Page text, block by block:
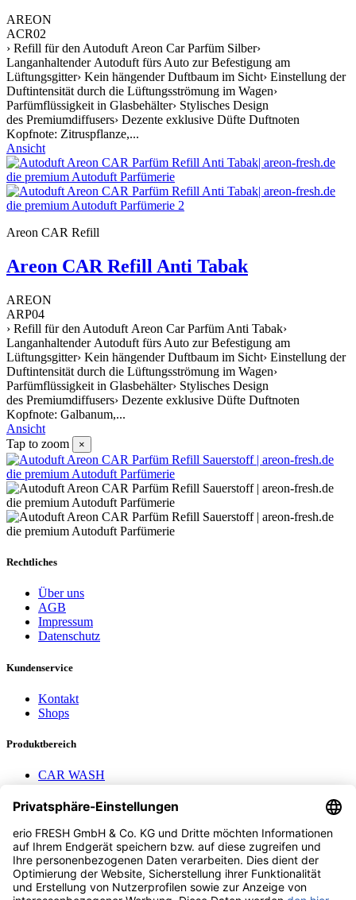
AREON
ACR02
› Refill für den Autoduft Areon Car Parfüm Silber›
Langanhaltender Autoduft fürs Auto zur Befestigung am
Lüftungsgitter› Kein hängender Duftbaum im Sicht› Einstellung der
Duftintensität durch die Lüftungsströmung im Wagen›
Parfümflüssigkeit in Glasbehälter› Stylisches Design
des Premiumdiffusers› Dezente exklusive Düfte Duftnoten
Kopfnote: Zitruspflanze,...
Ansicht
Areon CAR Refill
Areon CAR Refill Anti Tabak
AREON
ARP04
› Refill für den Autoduft Areon Car Parfüm Anti Tabak›
Langanhaltender Autoduft fürs Auto zur Befestigung am
Lüftungsgitter› Kein hängender Duftbaum im Sicht› Einstellung der
Duftintensität durch die Lüftungsströmung im Wagen›
Parfümflüssigkeit in Glasbehälter› Stylisches Design
des Premiumdiffusers› Dezente exklusive Düfte Duftnoten
Kopfnote: Galbanum,...
Ansicht
Tap to zoom
×
Rechtliches
Über uns
AGB
Impressum
Datenschutz
Kundenservice
Kontakt
Shops
Produktbereich
CAR WASH
AEROTEC
Nayax Cashless
Pay with Me
Contact us
erio FRESH GmbH & Co. KG